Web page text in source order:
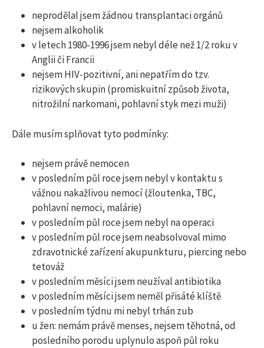
neprodělal jsem žádnou transplantaci orgánů
nejsem alkoholik
v letech 1980-1996 jsem nebyl déle než 1/2 roku v
Anglii či Francii
nejsem HIV-pozitivní, ani nepatřím do tzv.
rizikových skupin (promiskuitní způsob života,
nitrožilní narkomani, pohlavní styk mezi muži)
Dále musím splňovat tyto podmínky:
nejsem právě nemocen
v posledním půl roce jsem nebyl v kontaktu s
vážnou nakažlivou nemocí (žloutenka, TBC,
pohlavní nemoci, malárie)
v posledním půl roce jsem nebyl na operaci
v posledním půl roce jsem neabsolvoval mimo
zdravotnické zařízení akupunkturu, piercing nebo
tetováž
v posledním měsíci jsem neužíval antibiotika
v posledním měsíci jsem neměl přisáté klíště
v posledním týdnu mi nebyl trhán zub
u žen: nemám právě menses, nejsem těhotná, od
posledního porodu uplynulo aspoň půl roku